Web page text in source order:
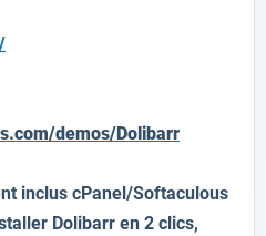
demos/Dolibarr
inclus cPanel/Softaculous
Dolibarr en 2 clics,